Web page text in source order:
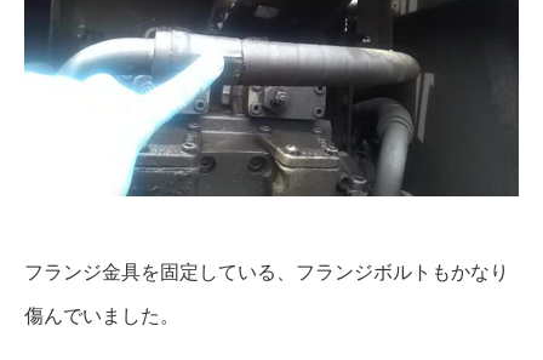
フランジ金具を固定している、フランジボルトもかなり
傷んでいました。